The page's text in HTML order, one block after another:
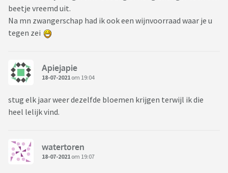
beetje vreemd uit.
Na mn zwangerschap had ik ook een wijnvoorraad waar je u
tegen zei
Apiejapie
18-07-2021 om 19:04
stug elk jaar weer dezelfde bloemen krijgen terwijl ik die
heel lelijk vind.
watertoren
18-07-2021 om 19:07